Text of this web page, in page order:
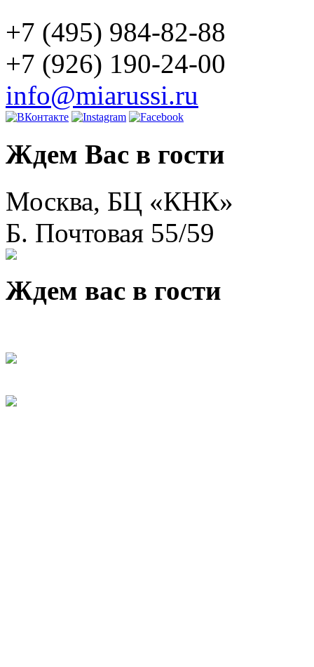
+7 (495) 984-82-88
+7 (926) 190-24-00
info@miarussi.ru
Ждем Вас в гости
Москва, БЦ «КНК»
Б. Почтовая 55/59
Ждем вас в гости